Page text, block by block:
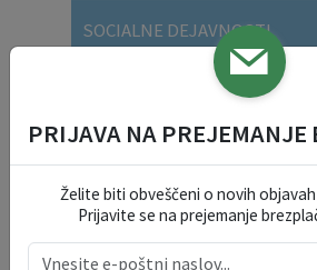
SOCIALNE DEJAVNOSTI
VARSTVO OSEBNIH
PRIJAVA NA PREJEMANJE
Želite biti obveščeni o novih
Prijavite se na prejemanje